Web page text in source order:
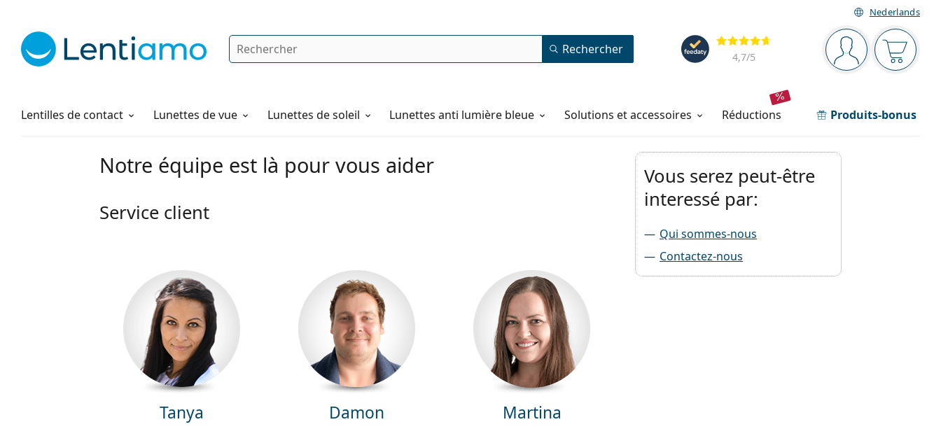
Nederlands
Barre de navigation
Vous êtesVotre
Évaluation
4,7/5
Rechercher Rechercher
Lentilles de contact
Solutions Lunettes de vue Lunettes de soleil Lunettes anti lumière bleue Solutions et accessoires réductions Produits-bonus
Comment commander
Notre équipe est là pour vous aider
Service client
Tanya Damon Martina
Vous serez peut-être
interessé par:
Qui sommes-nous
Contactez-nous